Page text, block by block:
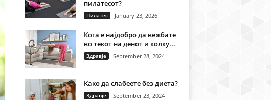
пилатесот?
Пилатес January 23, 2026
Кога е најдобро да вежбате
во текот на денот и колку...
Здравје September 28, 2024
Како да слабеете без диета?
Здравје September 23, 2024